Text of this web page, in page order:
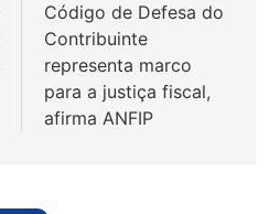
Código de Defesa do
Contribuinte
representa marco
para a justiça fiscal,
afirma ANFIP